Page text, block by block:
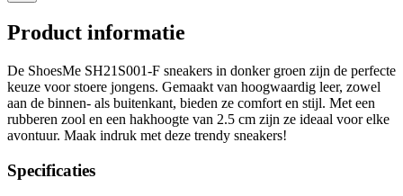
Product informatie
De ShoesMe SH21S001-F sneakers in donker groen zijn de perfecte
keuze voor stoere jongens. Gemaakt van hoogwaardig leer, zowel
aan de binnen- als buitenkant, bieden ze comfort en stijl. Met een
rubberen zool en een hakhoogte van 2.5 cm zijn ze ideaal voor elke
avontuur. Maak indruk met deze trendy sneakers!
Specificaties